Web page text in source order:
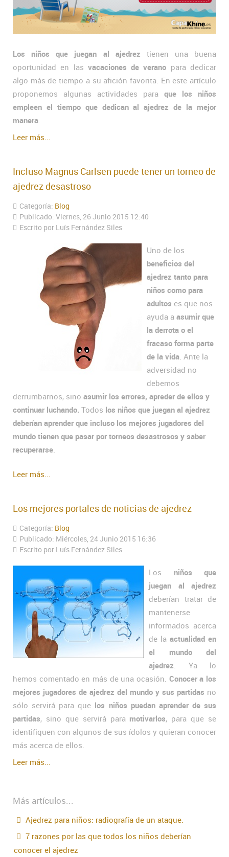
Los niños que juegan al ajedrez tienen una buena
oportunidad en las vacaciones de verano para dedicar
algo más de tiempo a su afición favorita. En este artículo
proponemos algunas actividades para que los niños
empleen el tiempo que dedican al ajedrez de la mejor
manera
Leer más...
Incluso Magnus Carlsen puede tener un torneo de
ajedrez desastroso
Categoría: Blog
Publicado: Viernes, 26 Junio 2015 12:40
Escrito por Luís Fernández Siles
Uno de los
beneficios del
ajedrez tanto para
niños como para
adultos es que nos
ayuda a asumir que
la derrota o el
fracaso forma parte
de la vida . Ante la
adversidad no
debemos
derrumbarnos, sino asumir los errores, apreder de ellos y
continuar luchando. Todos los niños que juegan al ajedrez
deberían aprender que incluso los mejores jugadores del
mundo tienen que pasar por torneos desastrosos y saber
recuperarse
Leer más...
Los mejores portales de noticias de ajedrez
Categoría: Blog
Publicado: Miércoles, 24 Junio 2015 16:36
Escrito por Luís Fernández Siles
Los niños que
juegan al ajedrez
deberían tratar de
mantenerse
informados acerca
de la actualidad en
el mundo del
ajedrez . Ya lo
hemos comentado en más de una ocasión. Conocer a los
mejores jugadores de ajedrez del mundo y sus partidas no
sólo servirá para que los niños puedan aprender de sus
partidas, sino que servirá para motivarlos, para que se
identifiquen con algunos de sus ídolos y quieran conocer
más acerca de ellos.
Leer más...
Más artículos...
Ajedrez para niños: radiografía de un ataque.
7 razones por las que todos los niños deberían
conocer el ajedrez